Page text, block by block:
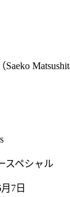
スペシャル
7日